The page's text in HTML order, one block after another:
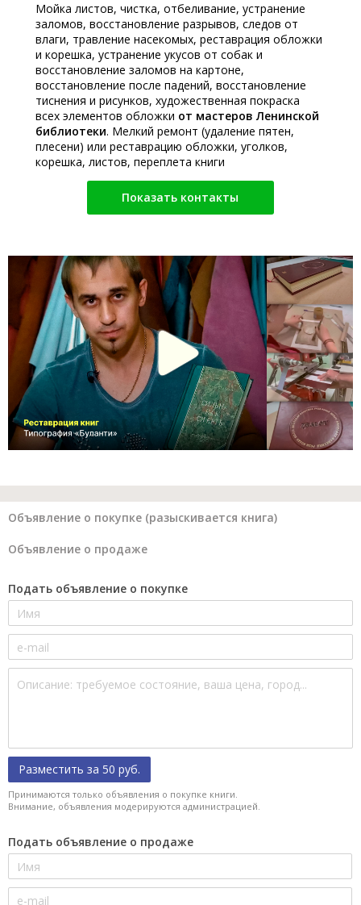
Мойка листов, чистка, отбеливание, устранение
заломов, восстановление разрывов, следов от
влаги, травление насекомых, реставрация обложки
и корешка, устранение укусов от собак и
восстановление заломов на картоне,
восстановление после падений, восстановление
тиснения и рисунков, художественная покраска
всех элементов обложки от мастеров Ленинской
библиотеки. Мелкий ремонт (удаление пятен,
плесени) или реставрацию обложки, уголков,
корешка, листов, переплета книги
Показать контакты
Объявление о покупке (разыскивается книга)
Объявление о продаже
Подать объявление о покупке
Разместить за 50 руб.
Принимаются только объявления о покупке книги.
Внимание, объявления модерируются администрацией.
Подать объявление о продаже